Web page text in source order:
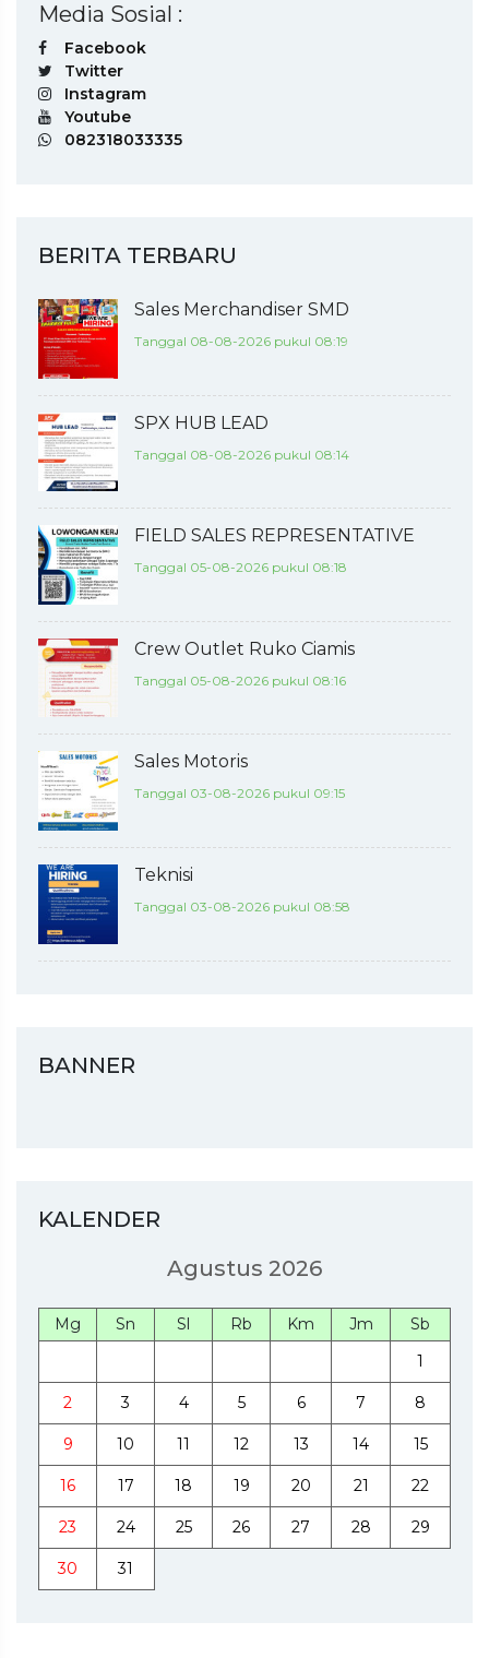
Media Sosial :
Facebook
Twitter
Instagram
Youtube
082318033335
BERITA TERBARU
Sales Merchandiser SMD
Tanggal 08-08-2026 pukul 08:19
SPX HUB LEAD
Tanggal 08-08-2026 pukul 08:14
FIELD SALES REPRESENTATIVE
Tanggal 05-08-2026 pukul 08:18
Crew Outlet Ruko Ciamis
Tanggal 05-08-2026 pukul 08:16
Sales Motoris
Tanggal 03-08-2026 pukul 09:15
Teknisi
Tanggal 03-08-2026 pukul 08:58
BANNER
KALENDER
Agustus 2026
Mg Sn Sl Rb Km Jm
Sb
1
2 3 4 5 6 7 8
9 10 11 12 13 14 15
16 17 18 19 20 21 22
23 24 25 26 27 28 29
30 31